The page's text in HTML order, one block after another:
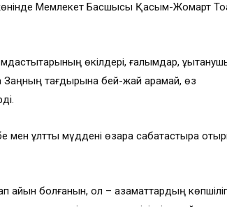
Мемлекет Басшысы Қасым-Жомарт
өкілдері, ғалымдар,
Заңның тағдырына бей-жай қарамай, өз
мен ұлттық мүддені өзара сабақтастыра
болғанын, ол – азаматтардың